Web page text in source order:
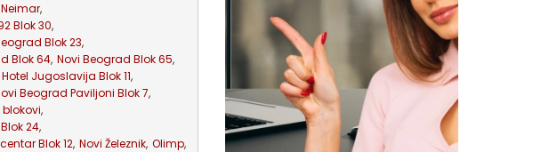
Neimar,
Blok 30,
Blok 23,
Blok 64, Novi Beograd Blok 65,
Jugoslavija Blok 11,
Beograd Paviljoni Blok 7,
,
24,
Blok 12, Novi Železnik, Olimp,